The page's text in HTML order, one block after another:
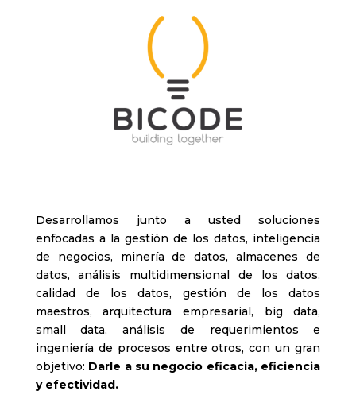
Desarrollamos junto a usted soluciones
enfocadas a la gestión de los datos, inteligencia
de negocios, minería de datos, almacenes de
datos, análisis multidimensional de los datos,
calidad de los datos, gestión de los datos
maestros, arquitectura empresarial, big data,
small data, análisis de requerimientos e
ingeniería de procesos entre otros, con un gran
objetivo: Darle a su negocio eficacia, eficiencia
y efectividad.